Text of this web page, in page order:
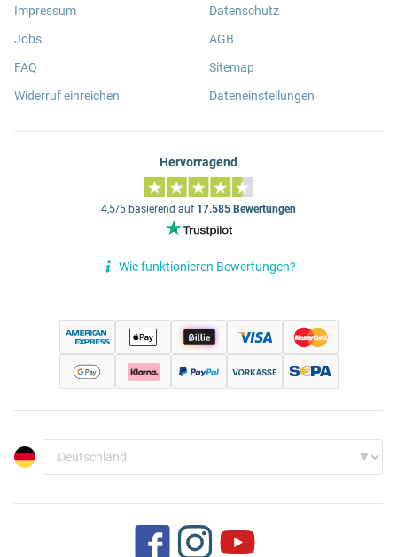
Impressum
Jobs
FAQ
Widerruf einreichen
Datenschutz
AGB
Sitemap
Dateneinstellungen
Hervorragend
4,5/5 basierend auf 17.585 Bewertungen
Wie funktionieren Bewertungen?